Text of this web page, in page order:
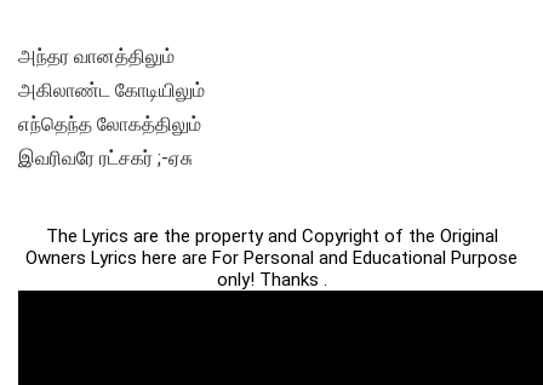
அந்தர வானத்திலும்
அகிலாண்ட கோடியிலும்
எந்தெந்த லோகத்திலும்
இவரிவரே ரட்சகர் ;-ஏசு
The Lyrics are the property and Copyright of the Original
Owners Lyrics here are For Personal and Educational Purpose
only! Thanks .